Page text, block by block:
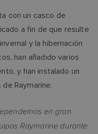
con un casco de
a fin de que resulte
y la hibernación
han añadido varios
y han instalado un
Raymarine.
en gran
Raymarine durante